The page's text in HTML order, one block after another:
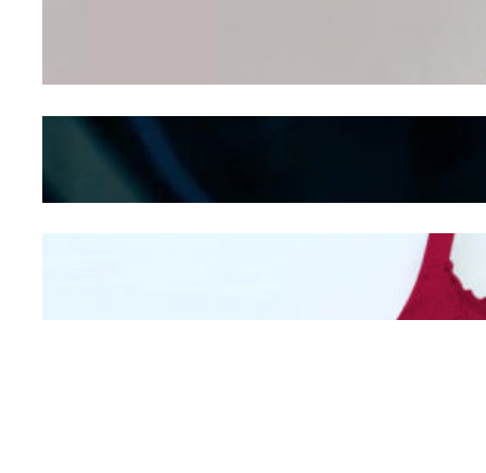
Kepribadian
Mengintip Kepribadian
Wanita Dari Warna Bra